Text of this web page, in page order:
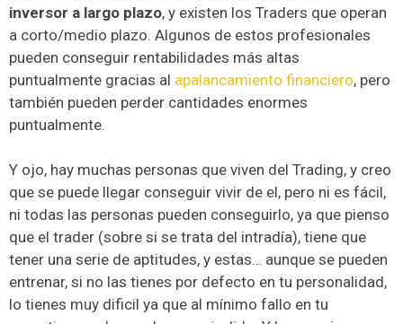
inversor a largo plazo, y existen los Traders que operan
a corto/medio plazo. Algunos de estos profesionales
pueden conseguir rentabilidades más altas
puntualmente gracias al apalancamiento financiero, pero
también pueden perder cantidades enormes
puntualmente.
Y ojo, hay muchas personas que viven del Trading, y creo
que se puede llegar conseguir vivir de el, pero ni es fácil,
ni todas las personas pueden conseguirlo, ya que pienso
que el trader (sobre si se trata del intradía), tiene que
tener una serie de aptitudes, y estas… aunque se pueden
entrenar, si no las tienes por defecto en tu personalidad,
lo tienes muy dificil ya que al mínimo fallo en tu